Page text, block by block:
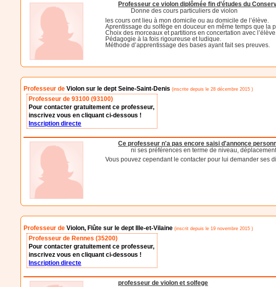
Professeur ce violon diplômée fin d’études du
Donne des cours particuliers de violon
les cours ont lieu à mon domicile ou au domicile de l’élève.
Aprentissage du solfège en douceur en même temps que la
Choix des morceaux et partitions en concertation avec l’élève.
Pédagogie à la fois rigoureuse et ludique.
Méthode d’apprentissage des bases ayant fait ses preuves.
Professeur deViolon sur le dept Seine-Saint-Denis (inscrite depuis le 28 décembre 2015 )
Professeur de 93100 (93100)
Pour contacter gratuitement ce professeur,
inscrivez vous en cliquant ci-dessous !
Inscription directe
Ce professeur n'a pas encore saisi d'annonce
ni ses préférences en terme de niveau,
Vous pouvez cependant le contacter pour lui demander ses
Professeur deViolon, Flûte sur le dept Ille-et-Vilaine (inscrit depuis le 19 novembre 2015 )
Professeur de Rennes (35200)
Pour contacter gratuitement ce professeur,
inscrivez vous en cliquant ci-dessous !
Inscription directe
professeur de violon et solfege